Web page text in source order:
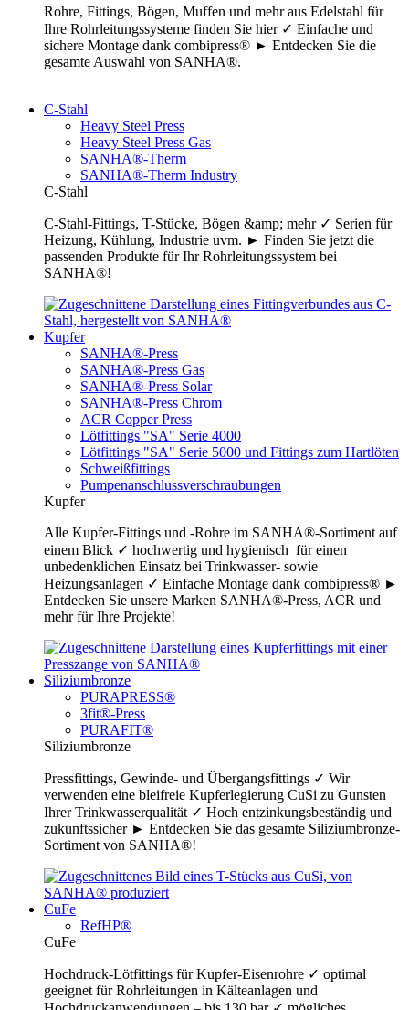
Rohre, Fittings, Bögen, Muffen und mehr aus Edelstahl für
Ihre Rohrleitungssysteme finden Sie hier ✓ Einfache und
sichere Montage dank combipress® ► Entdecken Sie die
gesamte Auswahl von SANHA®.
C-Stahl
Heavy Steel Press
Heavy Steel Press Gas
SANHA®-Therm
SANHA®-Therm Industry
C-Stahl
C-Stahl-Fittings, T-Stücke, Bögen &amp; mehr ✓ Serien für
Heizung, Kühlung, Industrie uvm. ► Finden Sie jetzt die
passenden Produkte für Ihr Rohrleitungssystem bei
SANHA®!
Kupfer
SANHA®-Press
SANHA®-Press Gas
SANHA®-Press Solar
SANHA®-Press Chrom
ACR Copper Press
Lötfittings "SA" Serie 4000
Lötfittings "SA" Serie 5000 und Fittings zum Hartlöten
Schweißfittings
Pumpenanschlussverschraubungen
Kupfer
Alle Kupfer-Fittings und -Rohre im SANHA®-Sortiment auf
einem Blick ✓ hochwertig und hygienisch für einen
unbedenklichen Einsatz bei Trinkwasser- sowie
Heizungsanlagen ✓ Einfache Montage dank combipress® ►
Entdecken Sie unsere Marken SANHA®-Press, ACR und
mehr für Ihre Projekte!
Siliziumbronze
PURAPRESS®
3fit®-Press
PURAFIT®
Siliziumbronze
Pressfittings, Gewinde- und Übergangsfittings ✓ Wir
verwenden eine bleifreie Kupferlegierung CuSi zu Gunsten
Ihrer Trinkwasserqualität ✓ Hoch entzinkungsbeständig und
zukunftssicher ► Entdecken Sie das gesamte Siliziumbronze-
Sortiment von SANHA®!
CuFe
RefHP®
CuFe
Hochdruck-Lötfittings für Kupfer-Eisenrohre ✓ optimal
geeignet für Rohrleitungen in Kälteanlagen und